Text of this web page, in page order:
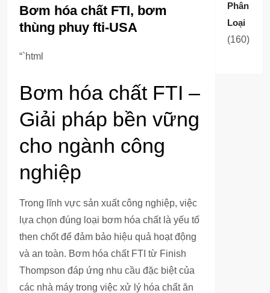
Bơm hóa chất FTI, bơm
thùng phuy fti-USA
“`html
Bơm hóa chất FTI –
Giải pháp bền vững
cho ngành công
nghiệp
Trong lĩnh vực sản xuất công nghiệp, việc
lựa chọn đúng loại bơm hóa chất là yếu tố
then chốt để đảm bảo hiệu quả hoạt động
và an toàn. Bơm hóa chất FTI từ Finish
Thompson đáp ứng nhu cầu đặc biệt của
các nhà máy trong việc xử lý hóa chất ăn
Phân
Loại
160160